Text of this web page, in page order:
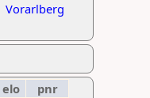
Vorarlberg
elo
pnr